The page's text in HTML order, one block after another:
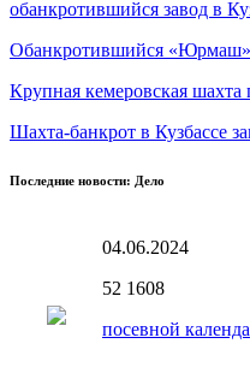
обанкротившийся завод в
Обанкротившийся «Юрмаш»
Крупная кемеровская шахта
Шахта-банкрот в Кузбассе
Последние новости: Дело
04.06.2024
52 1608
посевной